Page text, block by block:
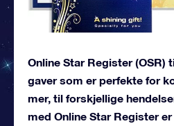
Online Star Register (OSR)
gaver som er perfekte for
mer, til forskjellige
med Online Star Register